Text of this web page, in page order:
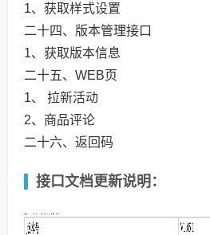
1、获取样式设置
二十四、版本管理接口
1、获取版本信息
二十五、WEB页
1、 拉新活动
2、商品评论
二十六、返回码
接口文档更新说明：